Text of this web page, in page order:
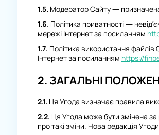
1.5. Модератор Сайту — призначена
1.6. Політика приватності —
мережі Інтернет за посиланням
1.7. Політика використання файлів
Інтернет за посиланням https://
2. ЗАГАЛЬНІ
2.1. Ця Угода визначає правила
2.2. Ця Угода може бути змінена за
про такі зміни. Нова редакція